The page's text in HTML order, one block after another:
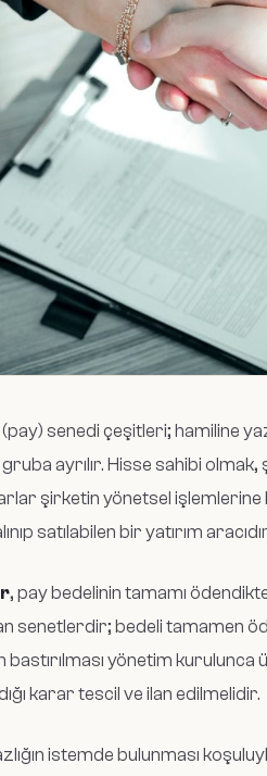
senedi çeşitleri; hamiline
ayrılır. Hisse sahibi
şirketin yönetsel işlemlerine
satılabilen bir yatırım
, pay bedelinin tamamı
senetlerdir; bedeli tamamen
yönetim
karar tescil ve ilan edilmelidir.
istemde bulunması